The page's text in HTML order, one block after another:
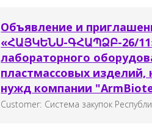
Объявление и
«ՀԱՅԿԵՆՍ-ԳՀԱՊՁԲ-26/
лабораторного
пластмассовых
нужд компании
Customer: Система закупок